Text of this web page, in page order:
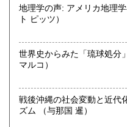
宅配、出張、持ち込みでの
軽にお問合せください。
取り扱い分野
総記、哲学宗教、歴史、社
の他）
地理学の声: アメリカ地理学者の
ト ピッツ）
世界史からみた「琉球処分」 (琉球弧
マルコ）
戦後沖縄の社会変動と近代
ズム （与那国 暹）